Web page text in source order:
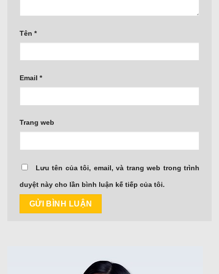
Tên *
Email *
Trang web
Lưu tên của tôi, email, và trang web trong trình
duyệt này cho lần bình luận kế tiếp của tôi.